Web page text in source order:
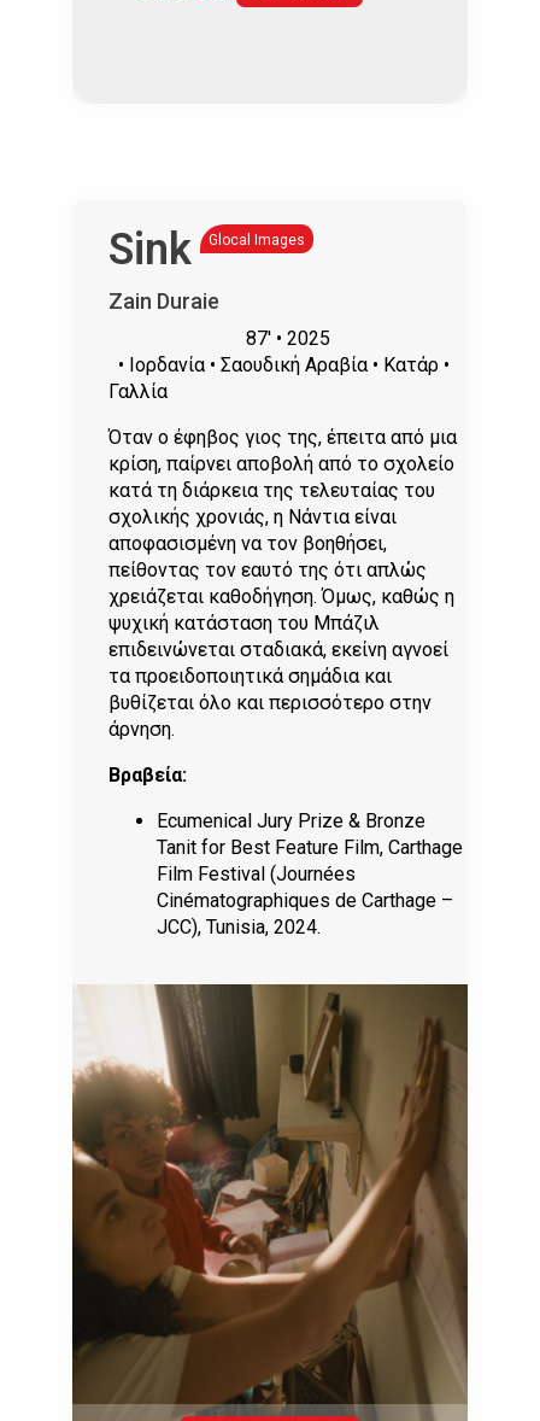
Sink Glocal Images
Zain Duraie
87' • 2025
• Ιορδανία • Σαουδική Αραβία • Κατάρ •
Γαλλία
Όταν ο έφηβος γιος της, έπειτα από μια
κρίση, παίρνει αποβολή από το σχολείο
κατά τη διάρκεια της τελευταίας του
σχολικής χρονιάς, η Νάντια είναι
αποφασισμένη να τον βοηθήσει,
πείθοντας τον εαυτό της ότι απλώς
χρειάζεται καθοδήγηση. Όμως, καθώς η
ψυχική κατάσταση του Μπάζιλ
επιδεινώνεται σταδιακά, εκείνη αγνοεί
τα προειδοποιητικά σημάδια και
βυθίζεται όλο και περισσότερο στην
άρνηση.
Βραβεία:
Ecumenical Jury Prize & Bronze
Tanit for Best Feature Film, Carthage
Film Festival (Journées
Cinématographiques de Carthage –
JCC), Tunisia, 2024.